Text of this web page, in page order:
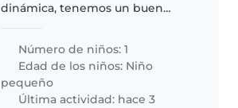
dinámica, tenemos un buen
Número de niños: 1
Edad de los niños: Niño
pequeño
Última actividad: hace 3